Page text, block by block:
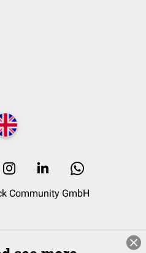
Community GmbH